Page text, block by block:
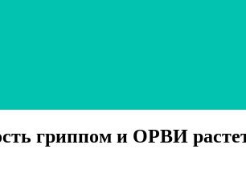
гриппом и ОРВИ